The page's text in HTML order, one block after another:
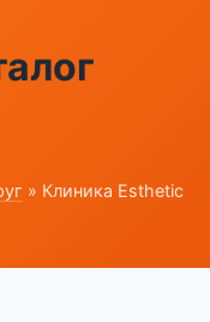
» Клиника Esthetic